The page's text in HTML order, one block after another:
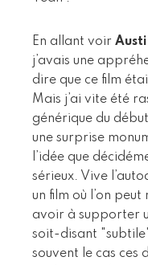
En allant voir
j’avais une
dire que ce film
Mais j’ai vite été
générique du
une surprise
l’idée que
sérieux. Vive
un film où l’on
avoir à supporter
soit-disant
souvent le cas ces